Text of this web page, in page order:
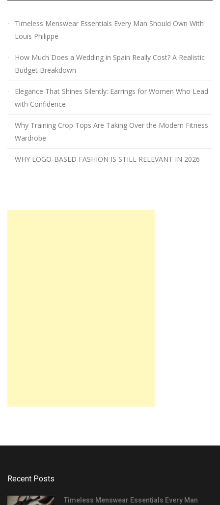
Timeless Menswear Essentials Every Man Should Own With
Louis Philippe
How Much Does a Wedding in Spain Really Cost? A Realistic
Budget Breakdown
Elegance That Shines Silently: Earrings for Women Who Lead
with Confidence
Why Training Crop Tops Are Taking Over the Modern Fitness
Wardrobe
WHY LOGO-BASED FASHION IS STILL RELEVANT IN 2026
Recent Posts
Timeless Menswear Essentials Every Man